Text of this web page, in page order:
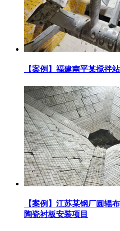
【案例】福建南平某搅拌
【案例】江苏某钢厂圆辊
陶瓷衬板安装项目